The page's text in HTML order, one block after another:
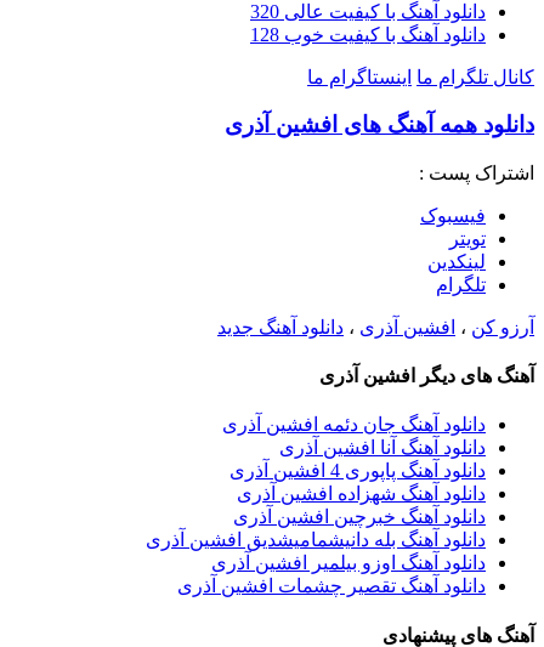
دانلود آهنگ با کیفیت عالی 320
دانلود آهنگ با کیفیت خوب 128
کانال تلگرام ما اینستاگرام ما
دانلود همه آهنگ های افشین آذری
اشتراک پست :
فيسبوک
تويتر
لینکدین
تلگرام
آرزو کن ، افشین آذری ، دانلود آهنگ جدید
آهنگ های دیگر افشین آذری
دانلود آهنگ جان دئمه افشین آذری
دانلود آهنگ آنا افشین آذری
دانلود آهنگ پاپوری 4 افشین آذری
دانلود آهنگ شهزاده افشین آذری
دانلود آهنگ خبرچین افشین آذری
دانلود آهنگ بله دانیشمامیشدیق افشین آذری
دانلود آهنگ اوزو بیلمیر افشین آذری
دانلود آهنگ تقصیر چشمات افشین آذری
آهنگ های پیشنهادی